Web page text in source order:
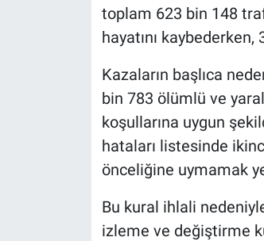
toplam 623 bin 148
hayatını
Kazaların başlıca
bin 783 ölümlü ve
koşullarına uygun
hataları listesinde
önceliğine uymamak
Bu kural ihlali
izleme ve değiştirme
Koronavirüs
Kültür Sanat
Ne demişti